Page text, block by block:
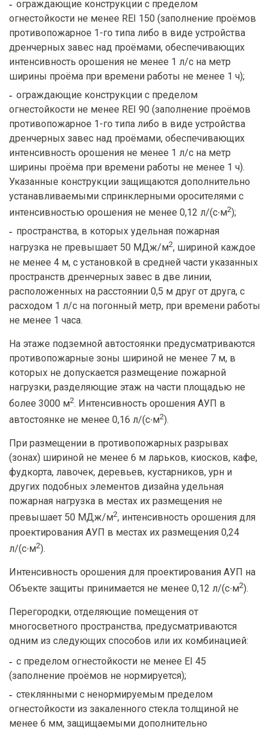
ограждающие конструкции с пределом
огнестойкости не менее REI 150 (заполнение проёмов
противопожарное 1-го типа либо в виде устройства
дренчерных завес над проёмами, обеспечивающих
интенсивность орошения не менее 1 л/с на метр
ширины проёма при времени работы не менее 1 ч);
ограждающие конструкции с пределом
огнестойкости не менее REI 90 (заполнение проёмов
противопожарное 1-го типа либо в виде устройства
дренчерных завес над проёмами, обеспечивающих
интенсивность орошения не менее 1 л/с на метр
ширины проёма при времени работы не менее 1 ч).
Указанные конструкции защищаются дополнительно
устанавливаемыми спринклерными оросителями с
интенсивностью орошения не менее 0,12 л/(с∙м2);
пространства, в которых удельная пожарная
нагрузка не превышает 50 МДж/м2, шириной каждое
не менее 4 м, с установкой в средней части указанных
пространств дренчерных завес в две линии,
расположенных на расстоянии 0,5 м друг от друга, с
расходом 1 л/с на погонный метр, при времени работы
не менее 1 часа.
На этаже подземной автостоянки предусматриваются
противопожарные зоны шириной не менее 7 м, в
которых не допускается размещение пожарной
нагрузки, разделяющие этаж на части площадью не
более 3000 м2. Интенсивность орошения АУП в
автостоянке не менее 0,16 л/(с∙м2).
При размещении в противопожарных разрывах
(зонах) шириной не менее 6 м ларьков, киосков, кафе,
фудкорта, лавочек, деревьев, кустарников, урн и
других подобных элементов дизайна удельная
пожарная нагрузка в местах их размещения не
превышает 50 МДж/м2, интенсивность орошения для
проектирования АУП в местах их размещения 0,24
л/(с∙м2).
Интенсивность орошения для проектирования АУП на
Объекте защиты принимается не менее 0,12 л/(с∙м2).
Перегородки, отделяющие помещения от
многосветного пространства, предусматриваются
одним из следующих способов или их комбинацией:
с пределом огнестойкости не менее EI 45
(заполнение проёмов не нормируется);
стеклянными с ненормируемым пределом
огнестойкости из закаленного стекла толщиной не
менее 6 мм, защищаемыми дополнительно